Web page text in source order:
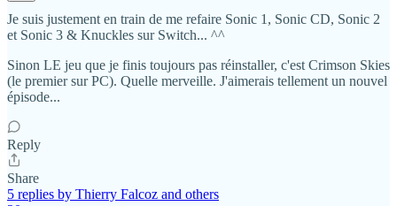
Je suis justement en train de me refaire Sonic 1, Sonic CD, Sonic 2
et Sonic 3 & Knuckles sur Switch... ^^
Sinon LE jeu que je finis toujours pas réinstaller, c'est Crimson Skies
(le premier sur PC). Quelle merveille. J'aimerais tellement un nouvel
épisode...
Reply
Share
5 replies by Thierry Falcoz and others